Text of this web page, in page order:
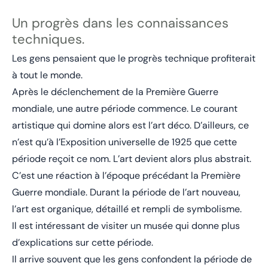
Un progrès dans les connaissances
techniques.
Les gens pensaient que le progrès technique profiterait
à tout le monde.
Après le déclenchement de la Première Guerre
mondiale, une autre période commence. Le courant
artistique qui domine alors est l’art déco. D’ailleurs, ce
n’est qu’à l’Exposition universelle de 1925 que cette
période reçoit ce nom. L’art devient alors plus abstrait.
C’est une réaction à l’époque précédant la Première
Guerre mondiale. Durant la période de l’art nouveau,
l’art est organique, détaillé et rempli de symbolisme.
Il est intéressant de visiter un musée qui donne plus
d’explications sur cette période.
Il arrive souvent que les gens confondent la période de